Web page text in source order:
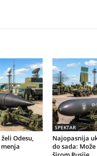
Odesu,
SPEKTAR
Najopasnija
do sada: